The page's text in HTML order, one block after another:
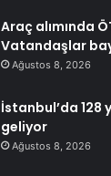
Araç alımında
Vatandaşlar
Ağustos 8, 2026
İstanbul’da 128
geliyor
Ağustos 8, 2026